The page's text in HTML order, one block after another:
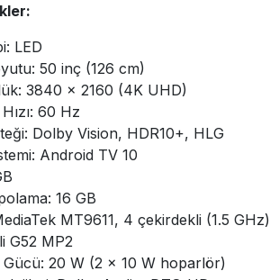
LED
50 inç (126 cm)
3840 x 2160 (4K UHD)
60 Hz
Dolby Vision, HDR10+, HLG
Android TV 10
16 GB
MT9611, 4 çekirdekli (1.5 GHz)
G52 MP2
Gücü: 20 W (2 × 10 W hoparlör)